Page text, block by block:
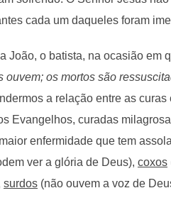
cada um daqueles foram
João, o batista, na ocasião em
os mortos são
a relação entre as
Evangelhos, curadas
enfermidade que tem
ver a glória de Deus), coxos
surdos (não ouvem a voz de